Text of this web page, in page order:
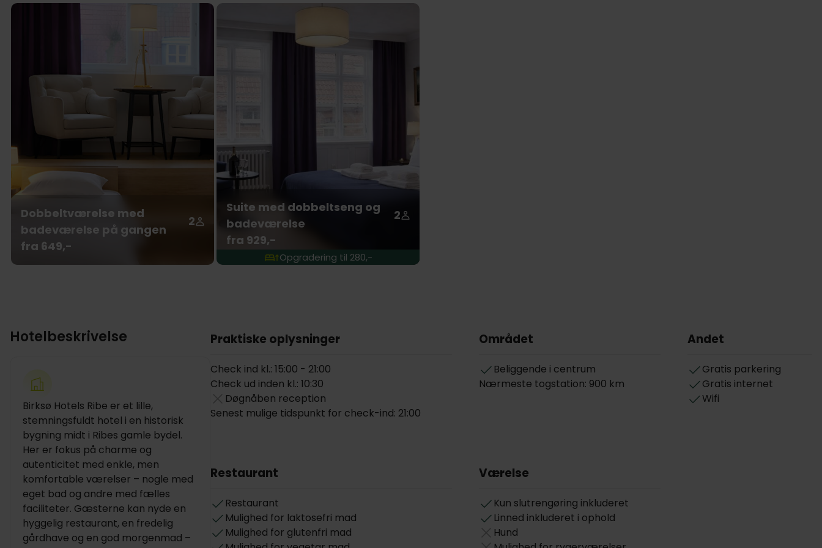
Dobbeltværelse med
badeværelse på gangen
2
fra 649,-
Suite med dobbeltseng og
badeværelse
2
fra 929,-
Opgradering til 280,-
Hotelbeskrivelse
Birksø Hotels Ribe er et lille,
stemningsfuldt hotel i en historisk
bygning midt i Ribes gamle bydel.
Her er fokus på charme og
autenticitet med enkle, men
komfortable værelser – nogle med
eget bad og andre med fælles
faciliteter. Gæsterne kan nyde en
hyggelig restaurant, en fredelig
gårdhave og en god morgenmad –
Praktiske oplysninger
Check ind kl.: 15:00 - 21:00
Check ud inden kl.: 10:30
Døgnåben reception
Senest mulige tidspunkt for check-ind: 21:00
Området
Beliggende i centrum
Nærmeste togstation: 900 km
Andet
Gratis parkering
Gratis internet
Wifi
Restaurant
Restaurant
Mulighed for laktosefri mad
Mulighed for glutenfri mad
Værelse
Kun slutrengøring inkluderet
Linned inkluderet i ophold
Hund